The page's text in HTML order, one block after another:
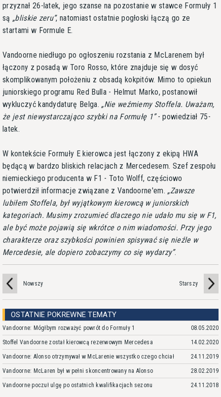
przyznał 26-latek, jego szanse na pozostanie w stawce Formuły 1
są
bliskie zeru , natomiast ostatnie pogłoski łączą go ze
startami w Formule E.
Vandoorne niedługo po ogłoszeniu rozstania z McLarenem był
łączony z posadą w Toro Rosso, które znajduje się w dosyć
skomplikowanym położeniu z obsadą kokpitów. Mimo to opiekun
juniorskiego programu Red Bulla - Helmut Marko, postanowił
wykluczyć kandydaturę Belga.
Nie weźmiemy Stoffela. Uważam,
że jest niewystarczająco szybki na Formułę 1 - powiedział 75-
latek.
W kontekście Formuły E kierowca jest łączony z ekipą HWA
będącą w bardzo bliskich relacjach z Mercedesem. Szef zespołu
niemieckiego producenta w F1 - Toto Wolff, częściowo
potwierdził informacje związane z Vandoorne'em. Zawsze
lubiłem Stoffela, był wyjątkowym kierowcą w juniorskich
kategoriach. Musimy zrozumieć dlaczego nie udało mu się w F1,
ale być może pojawią się wkrótce o nim wiadomości. Przy jego
charakterze oraz szybkości powinien spisywać się nieźle w
Mercedesie, ale dopiero zobaczymy co się wydarzy .
Nowszy Starszy
OSTATNIE POKREWNE TEMATY
Vandoorne: Mógłbym rozważyć powrót do Formuły 1 08.05.2020
Stoffel Vandoorne został kierowcą rezerwowym Mercedesa 14.02.2020
Vandoorne: Alonso otrzymywał w McLarenie wszystko czego chciał 24.11.2019
Vandoorne: McLaren był w pełni skoncentrowany na Alonso 28.02.2019
Vandoorne poczuł ulgę po ostatnich kwalifikacjach sezonu 24.11.2018